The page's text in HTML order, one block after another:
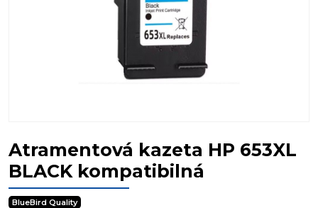
Atramentová kazeta HP 653XL
BLACK kompatibilná
BlueBird Quality